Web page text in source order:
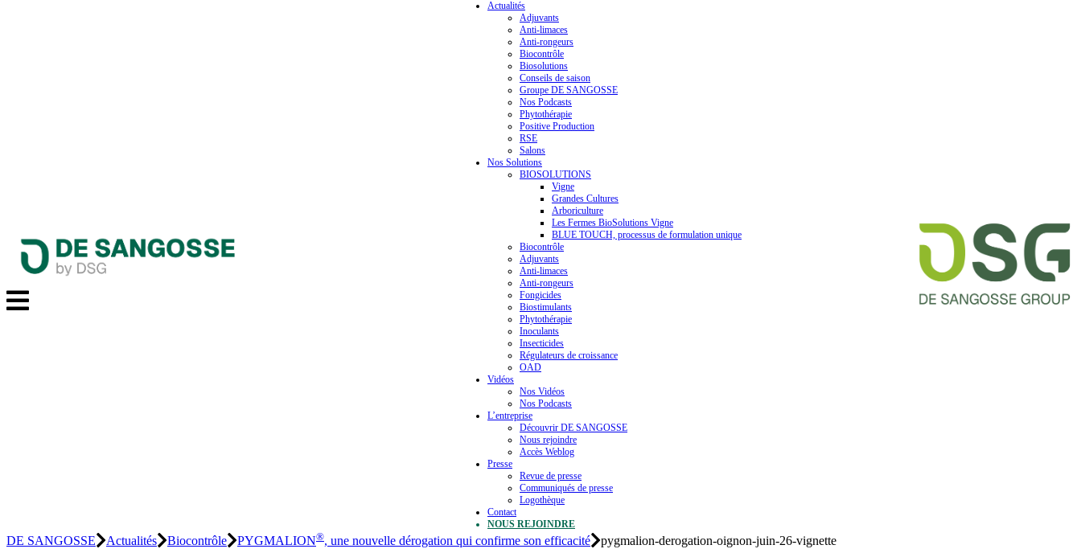
Actualités
Adjuvants
Anti-limaces
Anti-rongeurs
Biocontrôle
Biosolutions
Conseils de saison
Groupe DE SANGOSSE
Nos Podcasts
Phytothérapie
Positive Production
RSE
Salons
Nos Solutions
BIOSOLUTIONS
Vigne
Grandes Cultures
Arboriculture
Les Fermes BioSolutions Vigne
BLUE TOUCH, processus de formulation unique
Biocontrôle
Adjuvants
Anti-limaces
Anti-rongeurs
Fongicides
Biostimulants
Phytothérapie
Inoculants
Insecticides
Régulateurs de croissance
OAD
Vidéos
Nos Vidéos
Nos Podcasts
L’entreprise
Découvrir DE SANGOSSE
Nous rejoindre
Accès Weblog
Presse
Revue de presse
Communiqués de presse
Logothèque
Contact
NOUS REJOINDRE
DE SANGOSSE Actualités Biocontrôle PYGMALION®, une nouvelle dérogation qui confirme son efficacité pygmalion-derogation-oignon-juin-26-vignette